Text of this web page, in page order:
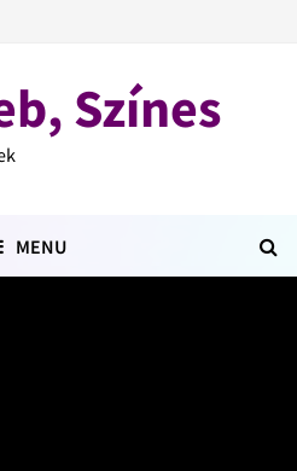
Színes
MENU